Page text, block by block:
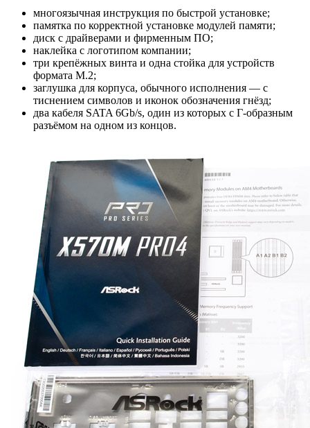
многоязычная инструкция по быстрой установке;
памятка по корректной установке модулей памяти;
диск с драйверами и фирменным ПО;
наклейка с логотипом компании;
три крепёжных винта и одна стойка для устройств
формата M.2;
заглушка для корпуса, обычного исполнения — с
тиснением символов и иконок обозначения гнёзд;
два кабеля SATA 6Gb/s, один из которых с Г-образным
разъёмом на одном из концов.